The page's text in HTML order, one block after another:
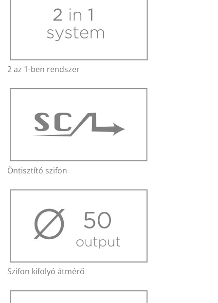
2 az 1-ben rendszer
Öntisztító szifon
Szifon kifolyó átmérő